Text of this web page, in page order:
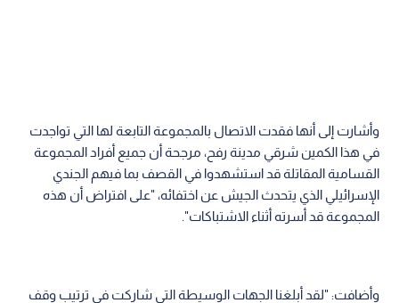
وأشارت إلى أنها فقدت الاتصال بالمجموعة التابعة لها التي تواجدت
في هذا الكمين شرقي مدينة رفح، مرجحة أن جميع أفراد المجموعة
القسامية المقاتلة قد استشهدوا في القصف بما فيهم الجندي
الإسرائيلي الذي يتحدث الجيش عن اختفائه، "على افتراض أن هذه
المجموعة قد أسرته أثناء الاشتباكات".
وأضافت: "لقد أبلغنا الجهات الوسيطة التي شاركت في ترتيب وقف